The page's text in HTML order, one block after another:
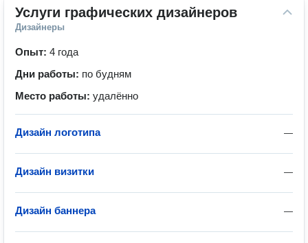
Услуги графических дизайнеров
Дизайнеры
Опыт: 4 года
Дни работы: по будням
Место работы: удалённо
—
Дизайн логотипа
—
Дизайн визитки
—
Дизайн баннера